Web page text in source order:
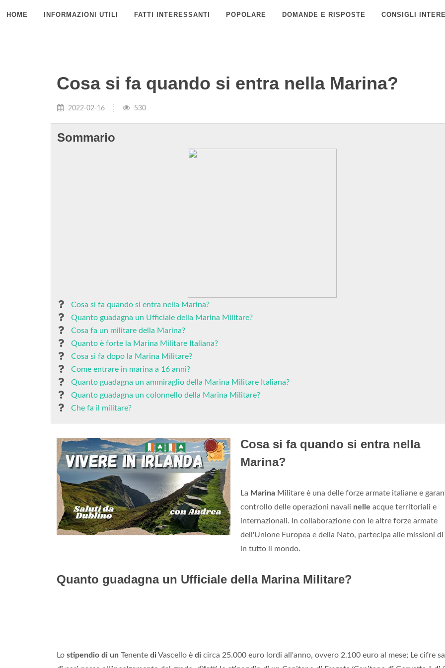
HOME INFORMAZIONI UTILI FATTI INTERESSANTI POPOLARE DOMANDE E RISPOSTE CONSIGLI
Cosa si fa quando si entra nella Marina?
2022-02-16 530
Sommario
Cosa si fa quando si entra nella Marina?
Quanto guadagna un Ufficiale della Marina Militare?
Cosa fa un militare della Marina?
Quanto è forte la Marina Militare Italiana?
Cosa si fa dopo la Marina Militare?
Come entrare in marina a 16 anni?
Quanto guadagna un ammiraglio della Marina Militare Italiana?
Quanto guadagna un colonnello della Marina Militare?
Che fa il militare?
Cosa si fa quando si entra nella
Marina?
La Marina Militare è una delle forze armate italiane e
controllo delle operazioni navali nelle acque territoriali e
internazionali. In collaborazione con le altre forze armate
dell'Unione Europea e della Nato, partecipa alle missioni di
in tutto il mondo.
Quanto guadagna un Ufficiale della Marina Militare?
Lo stipendio di un Tenente diVascello è di circa 25.000 euro lordi all'anno, ovvero 2.100 euro al mese; Le cifre